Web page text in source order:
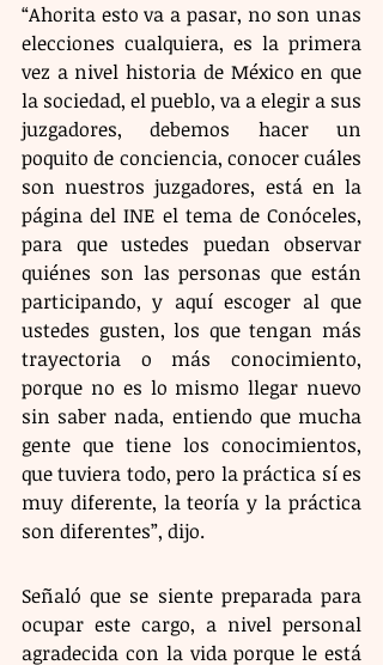
“Ahorita esto va a pasar, no son unas
elecciones cualquiera, es la primera
vez a nivel historia de México en que
la sociedad, el pueblo, va a elegir a sus
juzgadores, debemos hacer un
poquito de conciencia, conocer cuáles
son nuestros juzgadores, está en la
página del INE el tema de Conóceles,
para que ustedes puedan observar
quiénes son las personas que están
participando, y aquí escoger al que
ustedes gusten, los que tengan más
trayectoria o más conocimiento,
porque no es lo mismo llegar nuevo
sin saber nada, entiendo que mucha
gente que tiene los conocimientos,
que tuviera todo, pero la práctica sí es
muy diferente, la teoría y la práctica
son diferentes”, dijo.
Señaló que se siente preparada para
ocupar este cargo, a nivel personal
agradecida con la vida porque le está